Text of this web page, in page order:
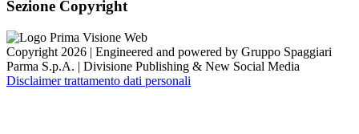
Sezione Copyright
Copyright 2026 | Engineered and powered by Gruppo Spaggiari
Parma S.p.A. | Divisione Publishing & New Social Media
Disclaimer trattamento dati personali